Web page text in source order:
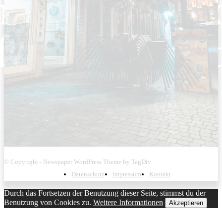
© Copyright - Newspaper WordPress Theme by TagDiv
Datenschutz
Impressum Kontakt
Durch das Fortsetzen der Benutzung dieser Seite, stimmst du der
Benutzung von Cookies zu. Weitere Informationen Akzeptieren